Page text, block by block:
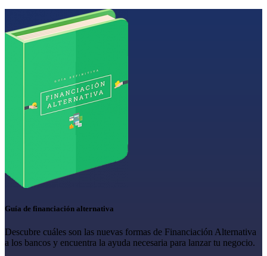
Guía de financiación alternativa
Descubre cuáles son las nuevas formas de Financiación Alternativa
a los bancos y encuentra la ayuda necesaria para lanzar tu negocio.